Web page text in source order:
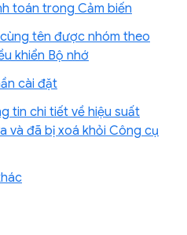
toán trong Cảm biến
tên được nhóm theo
khiển Bộ nhớ
cài đặt
tin chi tiết về hiệu suất
và đã bị xoá khỏi Công cụ